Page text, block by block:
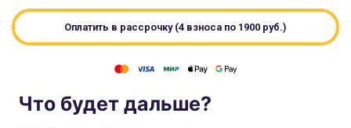
Оплатить в рассрочку (4 взноса по 1900 руб.)
Что будет дальше?